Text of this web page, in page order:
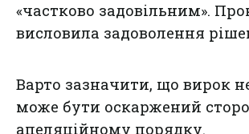
«частково задовільним».
висловила задоволення
Варто зазначити, що вирок
може бути оскаржений
апеляційному порядку.